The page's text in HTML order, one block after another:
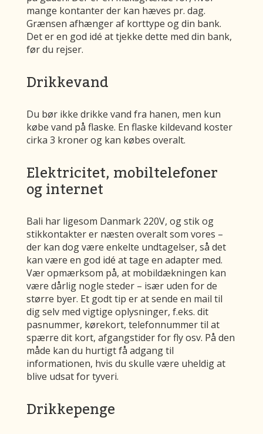
mange kontanter der kan hæves pr. dag.
Grænsen afhænger af korttype og din bank.
Det er en god idé at tjekke dette med din bank,
før du rejser.
Drikkevand
Du bør ikke drikke vand fra hanen, men kun
købe vand på flaske. En flaske kildevand koster
cirka 3 kroner og kan købes overalt.
Elektricitet, mobiltelefoner
og internet
Bali har ligesom Danmark 220V, og stik og
stikkontakter er næsten overalt som vores –
der kan dog være enkelte undtagelser, så det
kan være en god idé at tage en adapter med.
Vær opmærksom på, at mobildækningen kan
være dårlig nogle steder – især uden for de
større byer. Et godt tip er at sende en mail til
dig selv med vigtige oplysninger, f.eks. dit
pasnummer, kørekort, telefonnummer til at
spærre dit kort, afgangstider for fly osv. På den
måde kan du hurtigt få adgang til
informationen, hvis du skulle være uheldig at
blive udsat for tyveri.
Drikkepenge